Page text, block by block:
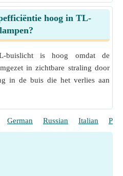
hoog in TL-
buislicht is hoog omdat de
in zichtbare straling door
in de buis die het verlies aan
German Russian Italian